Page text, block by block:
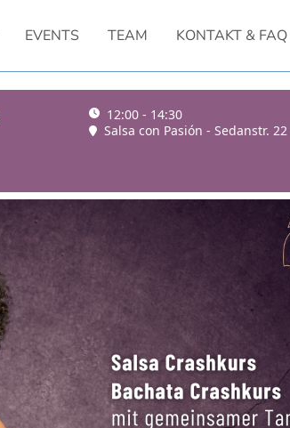
EVENTS TEAM KONTAKT & FAQ
12:00 - 14:30
Salsa con Pasión - Sedanstr. 22